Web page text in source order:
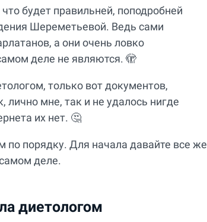
будет правильней, поподробней
Шереметьевой. Ведь сами
а они очень ловко
деле не являются. 🫣
только вот документов,
мне, так и не удалось нигде
их нет. 🤔
по порядку. Для начала давайте все же
деле.
диетологом